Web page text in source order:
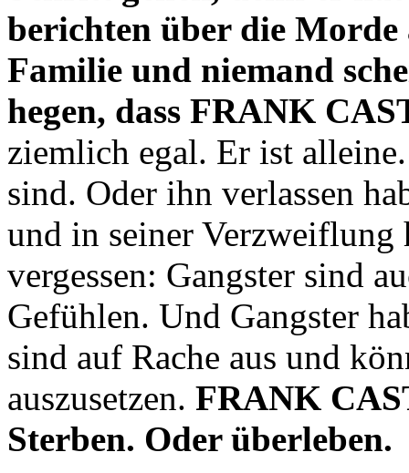
berichten über die
Familie und niemand
hegen, dass FRANK
ziemlich egal. Er ist
sind. Oder ihn verlassen
und in seiner Verzweiflung
vergessen: Gangster sind
Gefühlen. Und Gangster
sind auf Rache aus und
auszusetzen. FRANK
Sterben. Oder überleben.